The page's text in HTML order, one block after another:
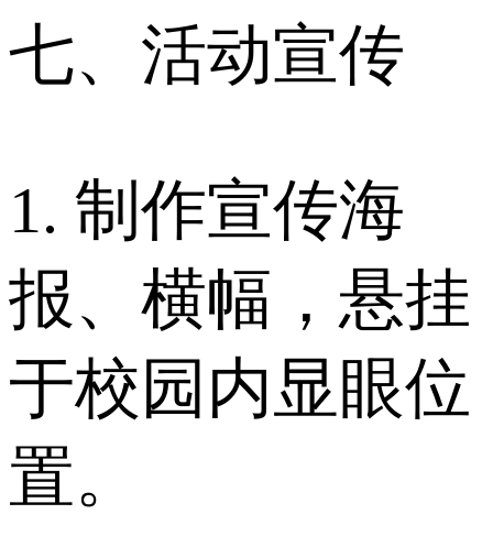
七、活动宣传
1. 制作宣传海
报、横幅，悬挂
于校园内显眼位
置。